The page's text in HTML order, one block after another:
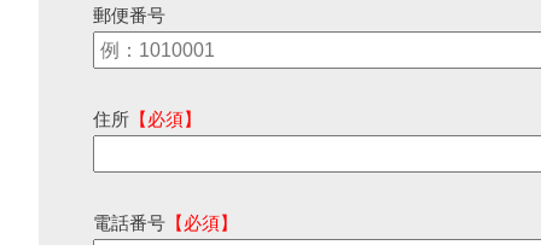
郵便番号
住所 【必須】
電話番号 【必須】